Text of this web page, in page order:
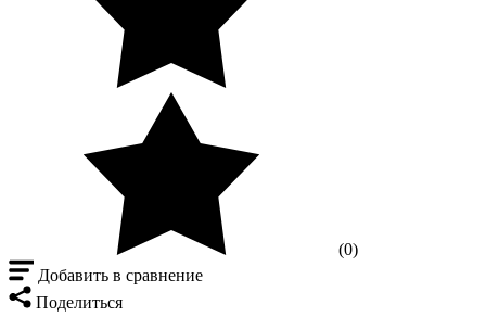
(0)
Добавить в сравнение
Поделиться